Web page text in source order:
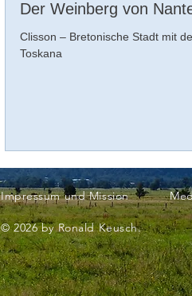
Der Weinberg von
Clisson – Bretonische Stadt mit
Toskana
Impressum und Mission
© 2026 by Ronald Keusch.